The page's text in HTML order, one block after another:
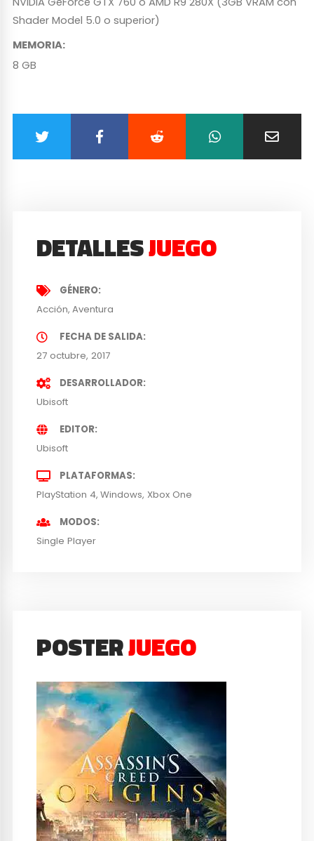
Shader Model 5.0 o superior)
MEMORIA:
8 GB
DETALLESJUEGO
GÉNERO
Acción Aventura
FECHA DE SALIDA
27 octubre, 2017
DESARROLLADOR
Ubisoft
EDITOR
Ubisoft
PLATAFORMAS
PlayStation 4 Windows Xbox One
MODOS
Single Player
POSTERJUEGO